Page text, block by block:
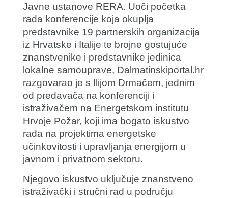
Javne ustanove RERA. Uoči početka
rada konferencije koja okuplja
predstavnike 19 partnerskih organizacija
iz Hrvatske i Italije te brojne gostujuće
znanstvenike i predstavnike jedinica
lokalne samouprave, Dalmatinskiportal.hr
razgovarao je s Ilijom Drmačem, jednim
od predavača na konferenciji i
istraživačem na Energetskom institutu
Hrvoje Požar, koji ima bogato iskustvo
rada na projektima energetske
učinkovitosti i upravljanja energijom u
javnom i privatnom sektoru.
Njegovo iskustvo uključuje znanstveno
istraživački i stručni rad u području